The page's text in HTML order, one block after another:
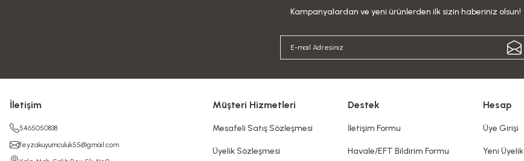
Kampanyalardan ve yeni ürünlerden ilk sizin haberiniz olsun!
İletişim
5465050838
feyzakuyumculuk55@gmail.com
Müşteri Hizmetleri
Mesafeli Satış Sözleşmesi
Üyelik Sözleşmesi
Destek
İletişim Formu
Havale/EFT Bildirim Formu
Hesap
Üye Girişi
Yeni Üyelik